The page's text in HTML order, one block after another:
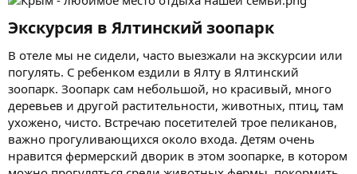
Экскурсия в Ялтинский зоопарк​
В отеле мы не сидели, часто выезжали на экскурсии или
погулять. С ребенком ездили в Ялту в Ялтинский
зоопарк. Зоопарк сам небольшой, но красивый, много
деревьев и другой растительности, животных, птиц, там
ухожено, чисто. Встречаю посетителей трое пеликанов,
важно прогуливающихся около входа. Детям очень
нравится фермерский дворик в этом зоопарке, в котором